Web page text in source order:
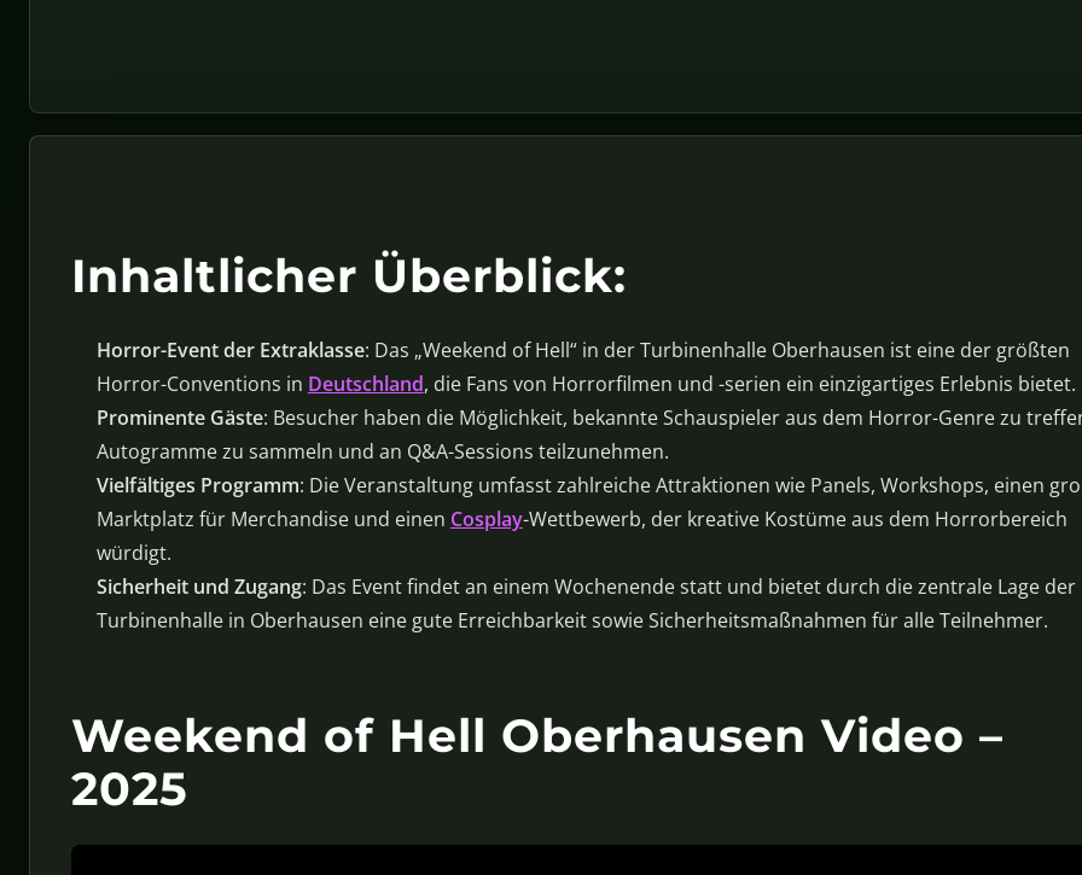
Inhaltlicher Überblick:
Horror-Event der Extraklasse: Das „Weekend of Hell“ in der Turbinenhalle Oberhausen ist eine der größten
Horror-Conventions in Deutschland, die Fans von Horrorfilmen und -serien ein einzigartiges Erlebnis bietet.
Prominente Gäste: Besucher haben die Möglichkeit, bekannte Schauspieler aus dem Horror-Genre zu
Autogramme zu sammeln und an Q&A-Sessions teilzunehmen.
Vielfältiges Programm: Die Veranstaltung umfasst zahlreiche Attraktionen wie Panels, Workshops, einen
Marktplatz für Merchandise und einen Cosplay-Wettbewerb, der kreative Kostüme aus dem Horrorbereich
würdigt.
Sicherheit und Zugang: Das Event findet an einem Wochenende statt und bietet durch die zentrale Lage der
Turbinenhalle in Oberhausen eine gute Erreichbarkeit sowie Sicherheitsmaßnahmen für alle Teilnehmer.
Weekend of Hell Oberhausen Video –
2025